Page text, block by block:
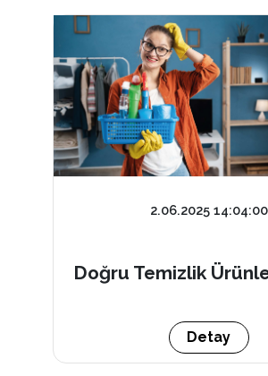
2.06.2025 14:04:00
Doğru Temizlik
Detay